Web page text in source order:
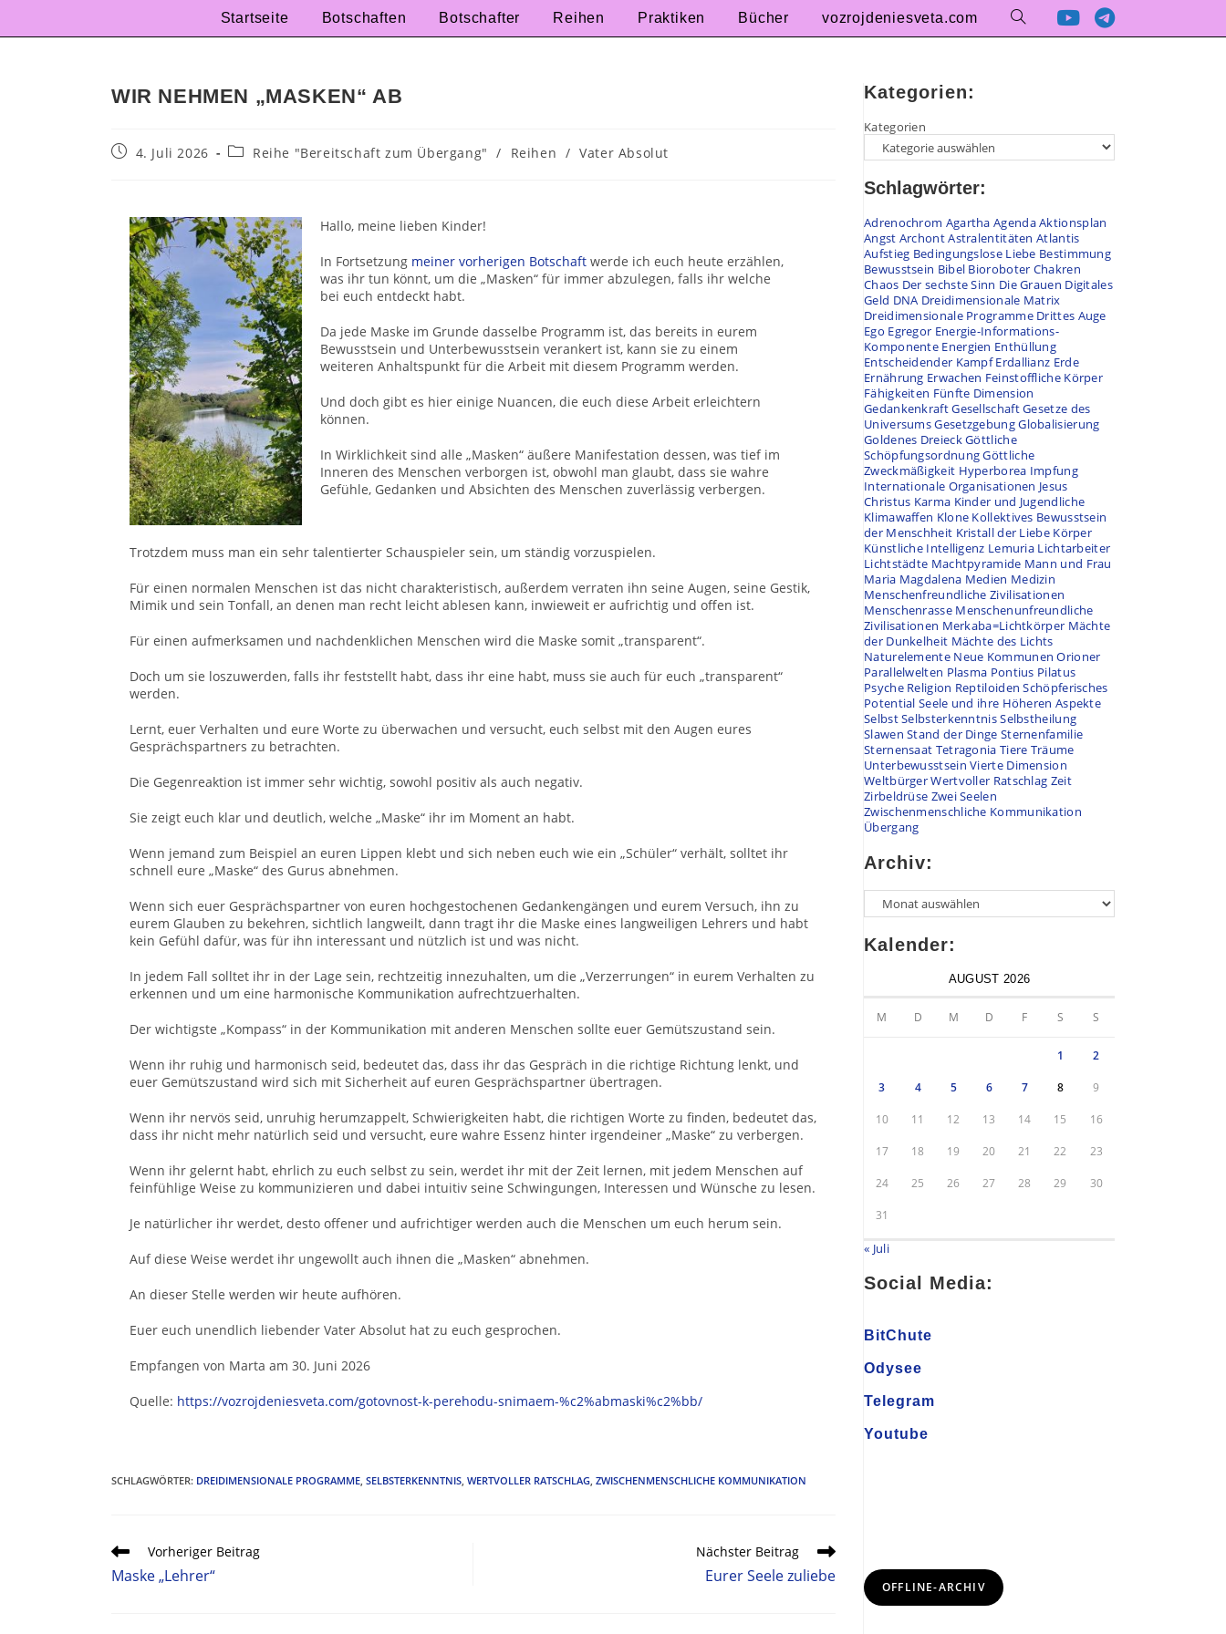
Startseite Botschaften Botschafter Reihen Praktiken Bücher vozrojdeniesveta.com
WIR NEHMEN „MASKEN“ AB
4. Juli 2026 Reihe "Bereitschaft zum Übergang" / Reihen / Vater Absolut
Hallo, meine lieben Kinder!
In Fortsetzung meiner vorherigen Botschaft werde ich euch heute erzählen,
was ihr tun könnt, um die „Masken“ für immer abzulegen, falls ihr welche
bei euch entdeckt habt.
Da jede Maske im Grunde dasselbe Programm ist, das bereits in eurem
Bewusstsein und Unterbewusstsein verankert ist, kann sie zu einem
weiteren Anhaltspunkt für die Arbeit mit diesem Programm werden.
Und doch gibt es hier einige Nuancen, die euch diese Arbeit erleichtern
können.
In Wirklichkeit sind alle „Masken“ äußere Manifestation dessen, was tief im
Inneren des Menschen verborgen ist, obwohl man glaubt, dass sie wahre
Gefühle, Gedanken und Absichten des Menschen zuverlässig verbergen.
Trotzdem muss man ein sehr talentierter Schauspieler sein, um ständig vorzuspielen.
Für einen normalen Menschen ist das nicht charakteristisch, außerdem verraten ihn seine Augen, seine Gestik,
Mimik und sein Tonfall, an denen man recht leicht ablesen kann, inwieweit er aufrichtig und offen ist.
Für einen aufmerksamen und nachdenklichen Menschen wird die Maske somit „transparent“.
Doch um sie loszuwerden, falls ihr feststellt habt, dass ihr eine habt, muss sie auch für euch „transparent“
werden.
Lernt, euer Verhalten und eure Worte zu überwachen und versucht, euch selbst mit den Augen eures
Gesprächspartners zu betrachten.
Die Gegenreaktion ist immer sehr wichtig, sowohl positiv als auch negativ.
Sie zeigt euch klar und deutlich, welche „Maske“ ihr im Moment an habt.
Wenn jemand zum Beispiel an euren Lippen klebt und sich neben euch wie ein „Schüler“ verhält, solltet ihr
schnell eure „Maske“ des Gurus abnehmen.
Wenn sich euer Gesprächspartner von euren hochgestochenen Gedankengängen und eurem Versuch, ihn zu
eurem Glauben zu bekehren, sichtlich langweilt, dann tragt ihr die Maske eines langweiligen Lehrers und habt
kein Gefühl dafür, was für ihn interessant und nützlich ist und was nicht.
In jedem Fall solltet ihr in der Lage sein, rechtzeitig innezuhalten, um die „Verzerrungen“ in eurem Verhalten zu
erkennen und um eine harmonische Kommunikation aufrechtzuerhalten.
Der wichtigste „Kompass“ in der Kommunikation mit anderen Menschen sollte euer Gemütszustand sein.
Wenn ihr ruhig und harmonisch seid, bedeutet das, dass ihr das Gespräch in die richtige Richtung lenkt, und
euer Gemütszustand wird sich mit Sicherheit auf euren Gesprächspartner übertragen.
Wenn ihr nervös seid, unruhig herumzappelt, Schwierigkeiten habt, die richtigen Worte zu finden, bedeutet das,
dass ihr nicht mehr natürlich seid und versucht, eure wahre Essenz hinter irgendeiner „Maske“ zu verbergen.
Wenn ihr gelernt habt, ehrlich zu euch selbst zu sein, werdet ihr mit der Zeit lernen, mit jedem Menschen auf
feinfühlige Weise zu kommunizieren und dabei intuitiv seine Schwingungen, Interessen und Wünsche zu lesen.
Je natürlicher ihr werdet, desto offener und aufrichtiger werden auch die Menschen um euch herum sein.
Auf diese Weise werdet ihr ungewollt auch ihnen die „Masken“ abnehmen.
An dieser Stelle werden wir heute aufhören.
Euer euch unendlich liebender Vater Absolut hat zu euch gesprochen.
Empfangen von Marta am 30. Juni 2026
Quelle: https://vozrojdeniesveta.com/gotovnost-k-perehodu-snimaem-%c2%abmaski%c2%bb/
SCHLAGWÖRTER: DREIDIMENSIONALE PROGRAMME SELBSTERKENNTNIS WERTVOLLER RATSCHLAG ZWISCHENMENSCHLICHE KOMMUNIKATION
Vorheriger Beitrag
Maske „Lehrer“
Nächster Beitrag
Eurer Seele zuliebe
Kategorien:
Kategorien
Schlagwörter:
Adrenochrom Agartha AgendaAktionsplan
Angst ArchontAstralentitäten Atlantis
Aufstieg Bedingungslose Liebe Bestimmung
Bewusstsein Bibel Bioroboter Chakren
Chaos Der sechste Sinn Die Grauen Digitales
Geld DNA Dreidimensionale Matrix
Dreidimensionale Programme Drittes Auge
Ego Egregor Energie-Informations-
Komponente Energien Enthüllung
Entscheidender Kampf Erdallianz Erde
Ernährung Erwachen Feinstoffliche Körper
Fähigkeiten Fünfte Dimension
GedankenkraftGesellschaftGesetze des
UniversumsGesetzgebungGlobalisierung
Goldenes DreieckGöttliche
SchöpfungsordnungGöttliche
Zweckmäßigkeit Hyperborea Impfung
Internationale Organisationen Jesus
Christus Karma Kinder und Jugendliche
Klimawaffen Klone Kollektives Bewusstsein
der Menschheit Kristall der Liebe Körper
Künstliche Intelligenz Lemuria Lichtarbeiter
Lichtstädte Machtpyramide Mann und Frau
Maria Magdalena Medien Medizin
Menschenfreundliche Zivilisationen
Menschenrasse Menschenunfreundliche
Zivilisationen Merkaba=Lichtkörper Mächte
der Dunkelheit Mächte des Lichts
Naturelemente Neue Kommunen Orioner
Parallelwelten Plasma Pontius Pilatus
Psyche Religion Reptiloiden Schöpferisches
Potential Seele und ihre Höheren Aspekte
SelbstSelbsterkenntnisSelbstheilung
Slawen Stand der Dinge Sternenfamilie
Sternensaat Tetragonia Tiere Träume
Unterbewusstsein Vierte Dimension
WeltbürgerWertvoller Ratschlag Zeit
Zirbeldrüse Zwei Seelen
Zwischenmenschliche Kommunikation
Übergang
Archiv:
Kalender:
AUGUST 2026
M D M D F S S
1 2
3 4 5 6 7 8 9
10 11 12 13 14 15 16
17 18 19 20 21 22 23
24 25 26 27 28 29 30
31
« Juli
Social Media:
BitChute
Odysee
Telegram
Youtube
OFFLINE-ARCHIV